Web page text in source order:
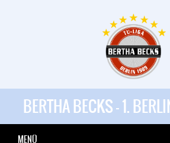
BERTHA BECKS - 1.
MENÜ